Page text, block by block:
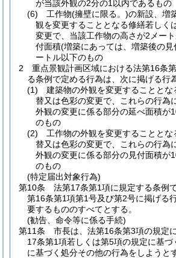
が当該外観の2分の1以内であるもの
(6)
工作物(擁壁に限る。)の新設、増
観を変更することとなる修繕若しく
変更で、当該工作物の高さが2メー
付面積(増築にあっては、増築後の見
ートル以下のもの
2
重点景観計画区域における法第16条
る条例で定める行為は、次に掲げる行
(1)
建築物の外観を変更することとな
替又は色彩の変更で、これらの行為
外観の変更に係る部分の延べ面積が
のもの
(2)
工作物の外観を変更することと
替又は色彩の変更で、これらの行為
外観の変更に係る部分の見付面積が
のもの
(特定届出対象行為)
第10条
法第17条第1項に規定する条例
第16条第1項第1号及び第2号に掲げる
要するもののすべてとする。
(勧告、命令等に係る手続)
第11条
市長は、法第16条第3項の規定
17条第1項若しくは第5項の規定に基づ
に基づく処分その他の行為をしようと